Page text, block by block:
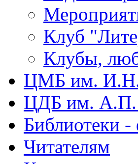
Клуб
Клубы,
ЦМБ им. И.Н.
ЦДБ им. А.П.
Библиотеки
Читателям